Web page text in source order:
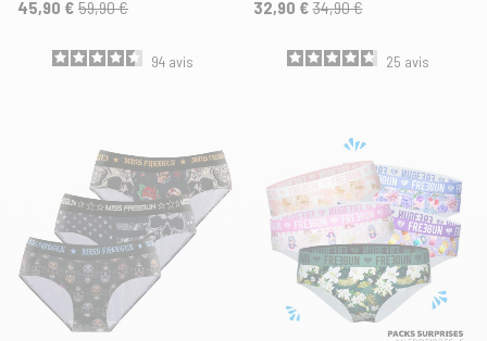
45,90 € 59,90 €
94 avis
32,90 € 34,90 €
25 avis